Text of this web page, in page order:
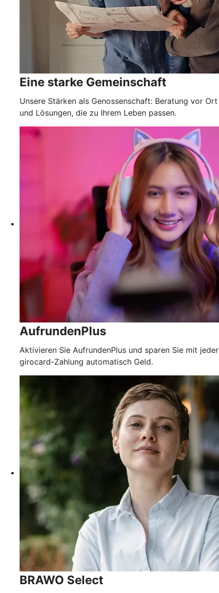
Eine starke Gemeinschaft
Unsere Stärken als Genossenschaft: Beratung vor Ort
und Lösungen, die zu Ihrem Leben passen.
AufrundenPlus
Aktivieren Sie AufrundenPlus und sparen Sie mit jeder
girocard-Zahlung automatisch Geld.
BRAWO Select